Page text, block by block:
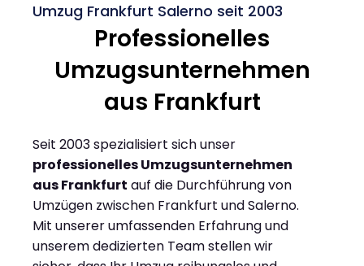
Umzug Frankfurt Salerno seit 2003
Professionelles
Umzugsunternehmen
aus Frankfurt
Seit 2003 spezialisiert sich unser
professionelles Umzugsunternehmen
aus Frankfurt auf die Durchführung von
Umzügen zwischen Frankfurt und Salerno.
Mit unserer umfassenden Erfahrung und
unserem dedizierten Team stellen wir